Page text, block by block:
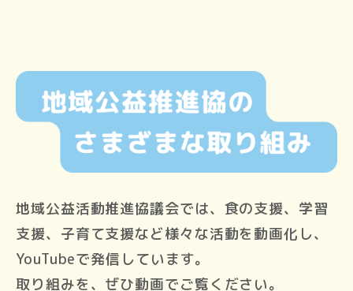
地域公益活動推進協議会では、食の支援、学習
支援、子育て支援など様々な活動を動画化し、
YouTubeで発信しています。
取り組みを、ぜひ動画でご覧ください。